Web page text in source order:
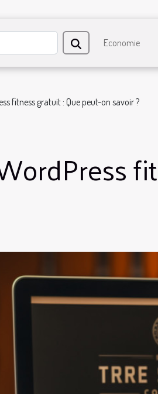
Economie
fitness gratuit : Que peut-on savoir ?